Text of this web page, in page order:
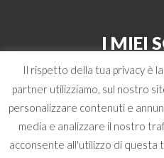
I MIEI
© 2026 Antonio
Il rispetto della tua privacy è
partner utilizziamo, sul nostro
personalizzare contenuti e
media e analizzare il nostro
acconsente all'utilizzo di questa